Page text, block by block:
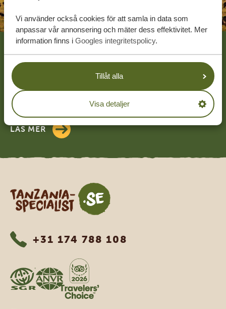
Vi använder också cookies för att samla in data som
anpassar vår annonsering och mäter dess effektivitet. Mer
information finns i Googles integritetspolicy.
Tillåt alla
Visa detaljer
Footer
VÅRA KUNDER REKOMMENDERAR
TANZANIA SPECIALIST
LÄS MER
Tanzania Specialist
+31 174 788 108